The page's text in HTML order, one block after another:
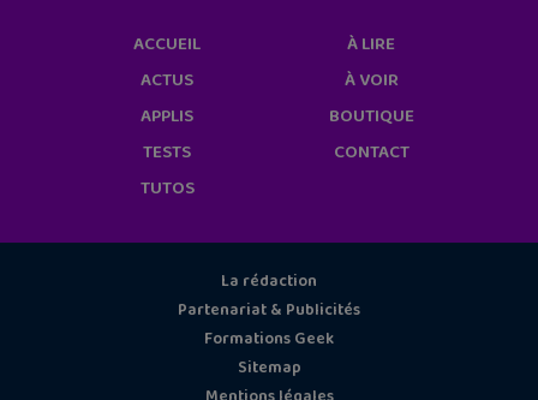
ACCUEIL
ACTUS
APPLIS
TESTS
TUTOS
À LIRE
À VOIR
BOUTIQUE
CONTACT
La rédaction
Partenariat & Publicités
Formations Geek
Sitemap